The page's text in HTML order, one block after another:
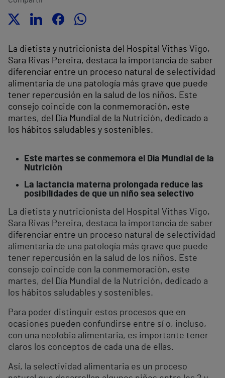
La dietista y nutricionista del Hospital Vithas Vigo,
Sara Rivas Pereira, destaca la importancia de saber
diferenciar entre un proceso natural de selectividad
alimentaria de una patología más grave que puede
tener repercusión en la salud de los niños. Este
consejo coincide con la conmemoración, este
martes, del Día Mundial de la Nutrición, dedicado a
los hábitos saludables y sostenibles.
Este martes se conmemora el Día Mundial de la
Nutrición
La lactancia materna prolongada reduce las
posibilidades de que un niño sea selectivo
La dietista y nutricionista del Hospital Vithas Vigo,
Sara Rivas Pereira, destaca la importancia de saber
diferenciar entre un proceso natural de selectividad
alimentaria de una patología más grave que puede
tener repercusión en la salud de los niños. Este
consejo coincide con la conmemoración, este
martes, del Día Mundial de la Nutrición, dedicado a
los hábitos saludables y sostenibles.
Para poder distinguir estos procesos que en
ocasiones pueden confundirse entre sí o, incluso,
con una neofobia alimentaria, es importante tener
claros los conceptos de cada una de ellas.
Así, la selectividad alimentaria es un proceso